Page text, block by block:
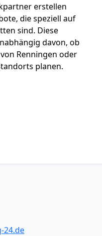
erstellen
die speziell auf
sind. Diese
davon, ob
Renningen oder
planen.
24.de